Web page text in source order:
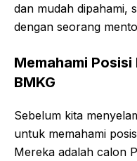
dan mudah dipahami,
dengan seorang
Memahami Posisi
BMKG
Sebelum kita
untuk memahami
Mereka adalah calon